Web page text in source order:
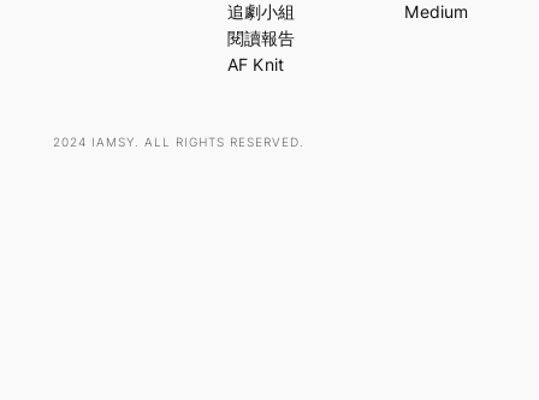
追劇小組
閱讀報告
AF Knit
Medium
2024 IAMSY. ALL RIGHTS RESERVED.